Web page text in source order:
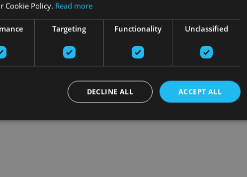
Cookie Policy. Read more
Targeting Functionality Unclassified
ACCEPT ALL
DECLINE ALL